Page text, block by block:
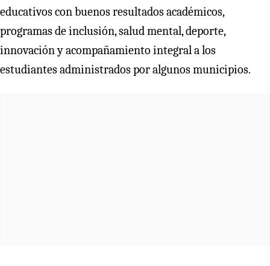
educativos con buenos resultados académicos,
programas de inclusión, salud mental, deporte,
innovación y acompañamiento integral a los
estudiantes administrados por algunos municipios.